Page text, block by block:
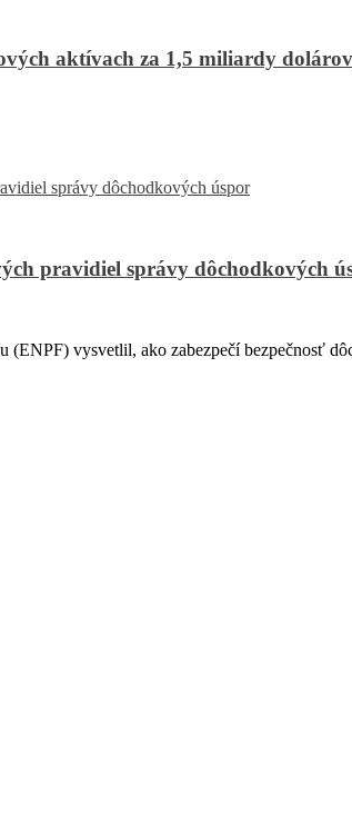
aktívach za 1,5 miliardy dolárov
pravidiel správy dôchodkových
vysvetlil, ako zabezpečí bezpečnosť